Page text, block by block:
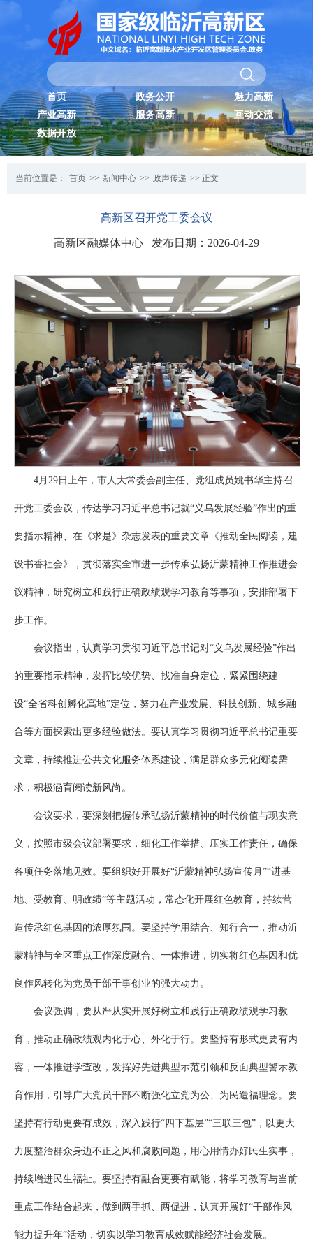
首页 政务公开
魅力高新
产业高新
服务高新
互动交流
数据开放
当前位置是： 首页 >> 新闻中心 >> 政声传递 >> 正文
高新区召开党工委会议
高新区融媒体中心 发布日期：2026-04-29
4月29日上午，市人大常委会副主任、党组成员姚书华主持召
开党工委会议，传达学习习近平总书记就“义乌发展经验”作出的重
要指示精神、在《求是》杂志发表的重要文章《推动全民阅读，建
设书香社会》，贯彻落实全市进一步传承弘扬沂蒙精神工作推进会
议精神，研究树立和践行正确政绩观学习教育等事项，安排部署下
步工作。
会议指出，认真学习贯彻习近平总书记对“义乌发展经验”作出
的重要指示精神，发挥比较优势、找准自身定位，紧紧围绕建
设“全省科创孵化高地”定位，努力在产业发展、科技创新、城乡融
合等方面探索出更多经验做法。要认真学习贯彻习近平总书记重要
文章，持续推进公共文化服务体系建设，满足群众多元化阅读需
求，积极涵育阅读新风尚。
会议要求，要深刻把握传承弘扬沂蒙精神的时代价值与现实意
义，按照市级会议部署要求，细化工作举措、压实工作责任，确保
各项任务落地见效。要组织好开展好“沂蒙精神弘扬宣传月”“进基
地、受教育、明政绩”等主题活动，常态化开展红色教育，持续营
造传承红色基因的浓厚氛围。要坚持学用结合、知行合一，推动沂
蒙精神与全区重点工作深度融合、一体推进，切实将红色基因和优
良作风转化为党员干部干事创业的强大动力。
会议强调，要从严从实开展好树立和践行正确政绩观学习教
育，推动正确政绩观内化于心、外化于行。要坚持有形式更要有内
容，一体推进学查改，发挥好先进典型示范引领和反面典型警示教
育作用，引导广大党员干部不断强化立党为公、为民造福理念。要
坚持有行动更要有成效，深入践行“四下基层”“三联三包”，以更大
力度整治群众身边不正之风和腐败问题，用心用情办好民生实事，
持续增进民生福祉。要坚持有融合更要有赋能，将学习教育与当前
重点工作结合起来，做到两手抓、两促进，认真开展好“干部作风
能力提升年”活动，切实以学习教育成效赋能经济社会发展。